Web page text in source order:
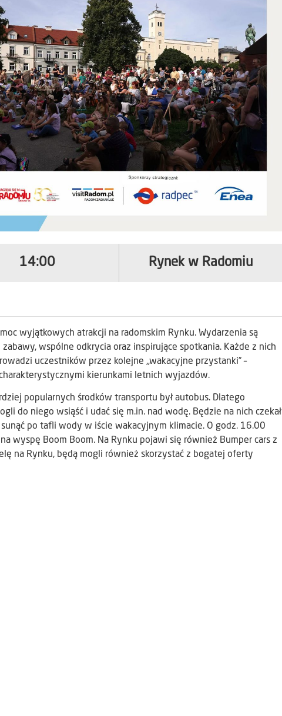
14:00 Rynek w Radomiu
wyjątkowych atrakcji na radomskim Rynku. Wydarzenia są
wspólne odkrycia oraz inspirujące spotkania. Każde z nich
uczestników przez kolejne „wakacyjne przystanki” –
kierunkami letnich wyjazdów.
popularnych środków transportu był autobus. Dlatego
do niego wsiąść i udać się m.in. nad wodę. Będzie na nich czekał
po tafli wody w iście wakacyjnym klimacie. O godz. 16.00
wyspę Boom Boom. Na Rynku pojawi się również Bumper cars z
na Rynku, będą mogli również skorzystać z bogatej oferty